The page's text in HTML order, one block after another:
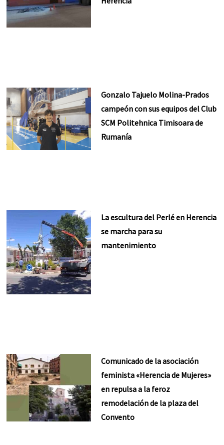
Gonzalo Tajuelo Molina-Prados
campeón con sus equipos del Club
SCM Politehnica Timisoara de
Rumanía
La escultura del Perlé en Herencia
se marcha para su
mantenimiento
Comunicado de la asociación
feminista «Herencia de Mujeres»
en repulsa a la feroz
remodelación de la plaza del
Convento